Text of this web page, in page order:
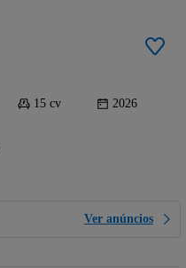
15 cv 2026
Ver anúncios